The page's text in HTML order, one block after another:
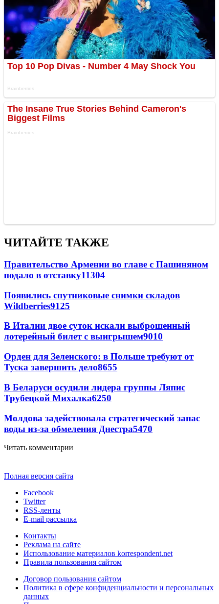
ЧИТАЙТЕ ТАКЖЕ
Правительство Армении во главе с Пашиняном
подало в отставку11304
Появились спутниковые снимки складов
Wildberries9125
В Италии двое суток искали выброшенный
лотерейный билет с выигрышем9010
Орден для Зеленского: в Польше требуют от
Туска завершить дело8655
В Беларуси осудили лидера группы Ляпис
Трубецкой Михалка6250
Молдова задействовала стратегический запас
воды из-за обмеления Днестра5470
Читать комментарии
Полная версия сайта
Facebook
Twitter
RSS-ленты
E-mail рассылка
Контакты
Реклама на сайте
Использование материалов korrespondent.net
Правила пользования сайтом
Договор пользования сайтом
Политика в сфере конфиденциальности и персональных
данных